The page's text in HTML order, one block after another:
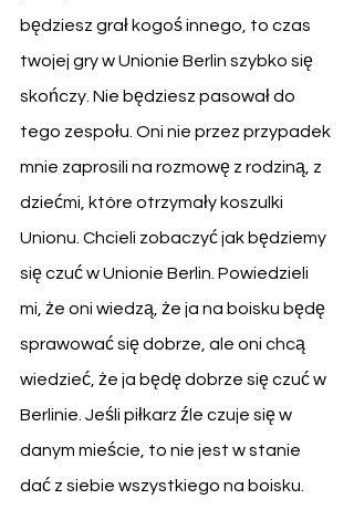
będziesz grał kogoś innego, to czas
twojej gry w Unionie Berlin szybko się
skończy. Nie będziesz pasował do
tego zespołu. Oni nie przez przypadek
mnie zaprosili na rozmowę z rodziną, z
dziećmi, które otrzymały koszulki
Unionu. Chcieli zobaczyć jak będziemy
się czuć w Unionie Berlin. Powiedzieli
mi, że oni wiedzą, że ja na boisku będę
sprawować się dobrze, ale oni chcą
wiedzieć, że ja będę dobrze się czuć w
Berlinie. Jeśli piłkarz źle czuje się w
danym mieście, to nie jest w stanie
dać z siebie wszystkiego na boisku.